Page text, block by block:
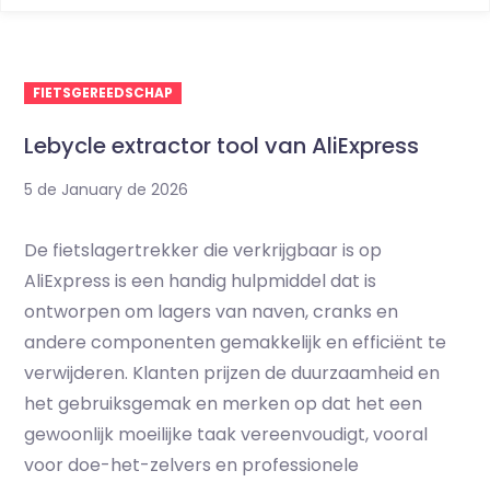
FIETSGEREEDSCHAP
Lebycle extractor tool van AliExpress
5 de January de 2026
De fietslagertrekker die verkrijgbaar is op
AliExpress is een handig hulpmiddel dat is
ontworpen om lagers van naven, cranks en
andere componenten gemakkelijk en efficiënt te
verwijderen. Klanten prijzen de duurzaamheid en
het gebruiksgemak en merken op dat het een
gewoonlijk moeilijke taak vereenvoudigt, vooral
voor doe-het-zelvers en professionele